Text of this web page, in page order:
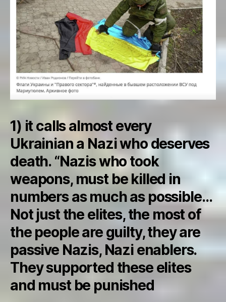
1) it calls almost every
Ukrainian a Nazi who deserves
death. “Nazis who took
weapons, must be killed in
numbers as much as possible…
Not just the elites, the most of
the people are guilty, they are
passive Nazis, Nazi enablers.
They supported these elites
and must be punished